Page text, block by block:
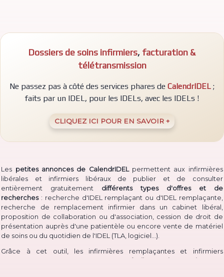
Dossiers de soins infirmiers, facturation &
télétransmission
Ne passez pas à côté des services phares de CalendrIDEL ;
faits par un IDEL, pour les IDELs, avec les IDELs !
CLIQUEZ ICI POUR EN SAVOIR +
Les petites annonces de CalendrIDELpermettent aux infirmières
libérales et infirmiers libéraux de publier et de consulter
entièrement gratuitement différents types d'offres et de
recherches: recherche d'IDEL remplaçant ou d'IDEL remplaçante,
recherche de remplacement infirmier dans un cabinet libéral,
proposition de collaboration ou d'association, cession de droit de
présentation auprès d'une patientèle ou encore vente de matériel
de soins ou du quotidien de l'IDEL (TLA, logiciel...)
Grâce à cet outil, les infirmières remplaçantes et infirmiers